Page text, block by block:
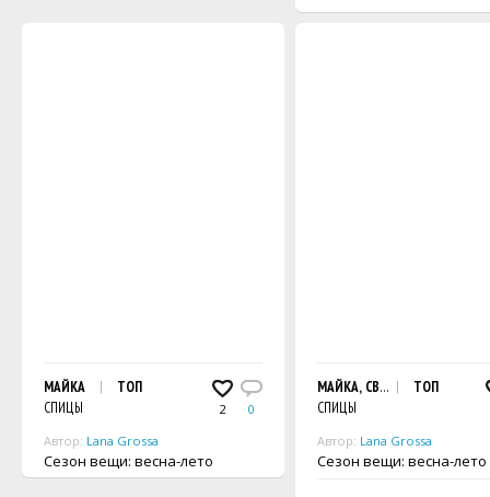
2 0
МАЙКА
ТОП
СПИЦЫ
Автор: Lana Grossa
Сезон вещи: весна-лето
МАЙКА, СВЯЗАННАЯ
ТОП
СПИЦЫ
Автор: Lana Grossa
Сезон вещи: весна-лето